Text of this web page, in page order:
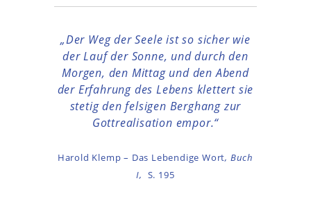
„Der Weg der Seele ist so sicher wie
der Lauf der Sonne, und durch den
Morgen, den Mittag und den Abend
der Erfahrung des Lebens klettert sie
stetig den felsigen Berghang zur
Gottrealisation empor.“
Harold Klemp – Das Lebendige Wort, Buch
I, S. 195